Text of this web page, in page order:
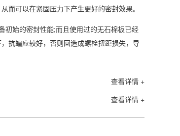
而可以在紧固压力下产生更好的密封效果。
初始的密封性能;而且使用过的无石棉板已经
抗蠕应较好，否则回造成螺栓扭距损失，导
查看详情 +
查看详情 +